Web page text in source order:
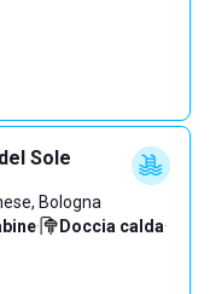
Sole
Bologna
· Doccia calda·